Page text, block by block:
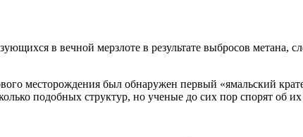
в вечной мерзлоте в результате выбросов метана,
месторождения был обнаружен первый «ямальский
подобных структур, но ученые до сих пор спорят об